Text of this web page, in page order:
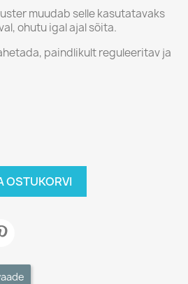
muudab selle kasutatavaks
ohutu igal ajal sõita.
paindlikult reguleeritav ja
OSTUKORVI